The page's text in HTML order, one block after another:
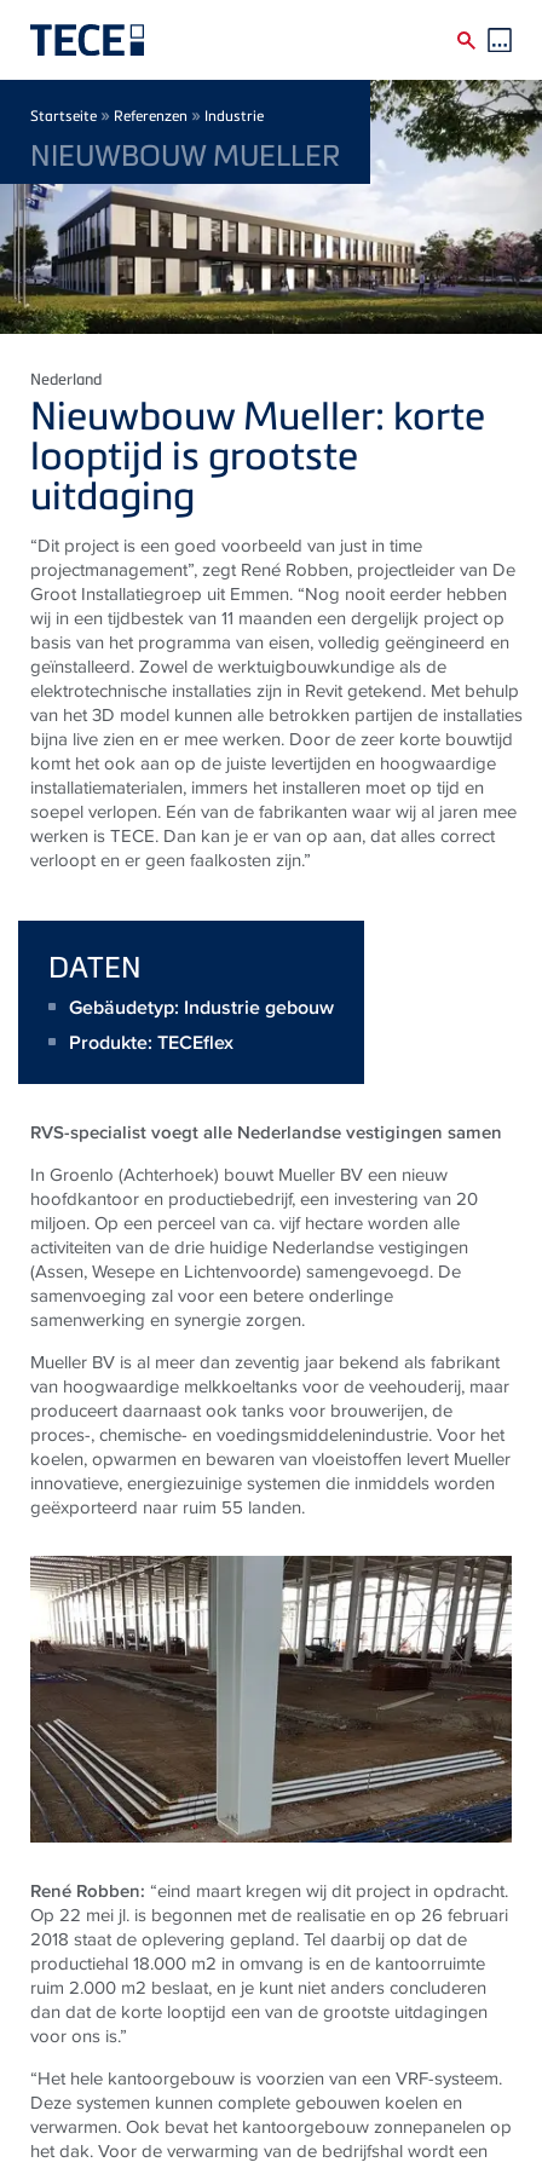
Breadcrumb
Startseite » Referenzen » Industrie
NIEUWBOUW MUELLER
Nederland
Nieuwbouw Mueller: korte
looptijd is grootste
uitdaging
“Dit project is een goed voorbeeld van just in time
projectmanagement”, zegt René Robben, projectleider van De
Groot Installatiegroep uit Emmen. “Nog nooit eerder hebben
wij in een tijdbestek van 11 maanden een dergelijk project op
basis van het programma van eisen, volledig geëngineerd en
geïnstalleerd. Zowel dewerktuigbouwkundige als de
elektrotechnische installaties zijn in Revit getekend. Met behulp
van het 3D model kunnen alle betrokken partijen de installaties
bijna live zien en er mee werken. Door de zeer korte bouwtijd
komt het ook aan op de juiste levertijden en hoogwaardige
installatiematerialen, immers het installeren moet op tijd en
soepel verlopen. Eén van de fabrikanten waar wij al jaren mee
werken isTECE. Dan kan je er van op aan, dat alles correct
verloopt en er geen faalkosten zijn.”
DATEN
Gebäudetyp: Industrie gebouw
Produkte: TECEflex
RVS-specialist voegt alle Nederlandse vestigingen samen
In Groenlo (Achterhoek) bouwt Mueller BV een nieuw
hoofdkantoor en productiebedrijf, een investering van 20
miljoen. Op een perceel van ca. vijf hectare worden alle
activiteiten van de drie huidige Nederlandse vestigingen
(Assen, Wesepe en Lichtenvoorde) samengevoegd. De
samenvoeging zal voor een betere onderlinge
samenwerking en synergie zorgen.
Mueller BV is al meer dan zeventig jaar bekend als fabrikant
van hoogwaardige melkkoeltanks voor de veehouderij, maar
produceert daarnaast ook tanks voor brouwerijen, de
proces-, chemische- en voedingsmiddelenindustrie. Voor het
koelen, opwarmen en bewaren van vloeistoffen levert Mueller
innovatieve, energiezuinige systemen die inmiddels worden
geëxporteerd naar ruim 55 landen.
René Robben: “eind maart kregen wij dit project in opdracht.
Op 22 mei jl. is begonnen met de realisatie en op 26 februari
2018 staat de oplevering gepland. Tel daarbij op dat de
productiehal 18.000 m2 in omvang is en de kantoorruimte
ruim 2.000 m2 beslaat, en je kunt niet anders concluderen
dan dat de korte looptijd een van de grootste uitdagingen
voor ons is.”
“Het hele kantoorgebouw is voorzien van een VRF-systeem.
Deze systemen kunnen complete gebouwen koelen en
verwarmen. Ook bevat het kantoorgebouw zonnepanelen op
het dak. Voor de verwarming van de bedrijfshal wordt een